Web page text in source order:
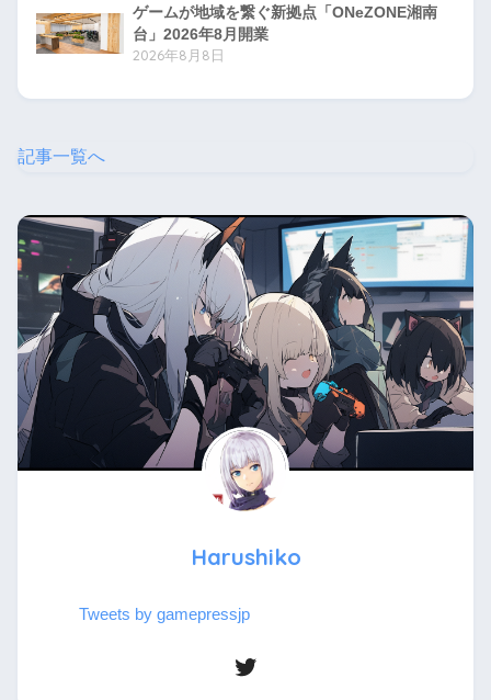
ゲームが地域を繋ぐ新拠点「ONeZONE湘南
台」2026年8月開業
2026年8月8日
記事一覧へ
Harushiko
Tweets by gamepressjp